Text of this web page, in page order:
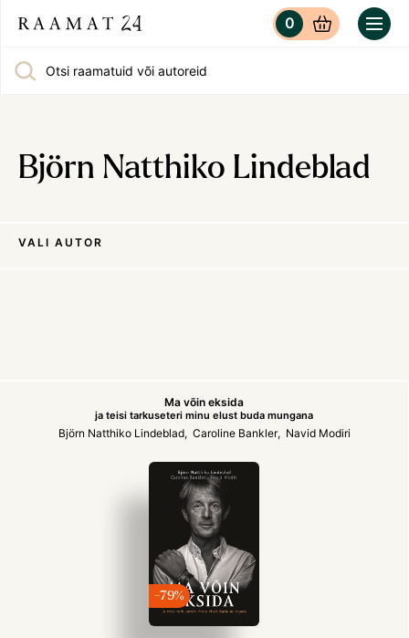
Otsi raamatuid või autoreid
0
Björn Natthiko Lindeblad
VALI AUTOR
Ma võin eksida
ja teisi tarkuseteri minu elust buda mungana
Björn Natthiko Lindeblad Caroline Bankler Navid Modiri
-79%